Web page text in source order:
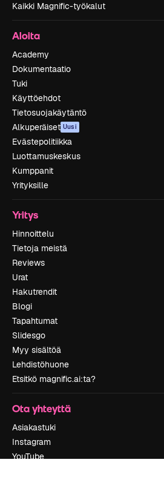
Kaikki Magnific-työkalut
Aloita
Academy
Dokumentaatio
Tuki
Käyttöehdot
Tietosuojakäytäntö
Alkuperäiset Uusi
Evästepolitiikka
Luottamuskeskus
Kumppanit
Yrityksille
Yritys
Hinnoittelu
Tietoja meistä
Reviews
Urat
Hakutrendit
Blogi
Tapahtumat
Slidesgo
Myy sisältöä
Lehdistöhuone
Etsitkö magnific.ai:ta?
Ota yhteyttä
Asiakastuki
Instagram
YouTube